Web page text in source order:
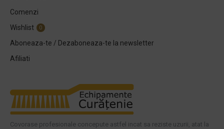
Comenzi
Wishlist
0
Aboneaza-te / Dezaboneaza-te la newsletter
Afiliati
Covorase profesionale concepute astfel incat sa reziste uzurii, atat la